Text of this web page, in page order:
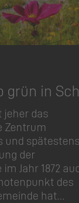
grün in
jeher das
Zentrum
und spätestens
der
Jahr 1872
des
hat…